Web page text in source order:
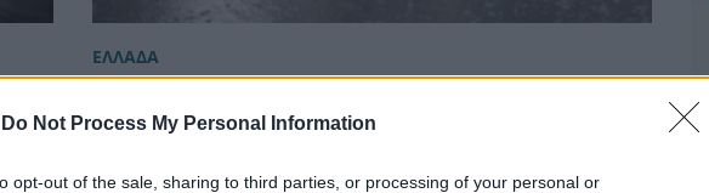
Do Not Process My Personal Information
opt-out of the sale, sharing to third parties, or processing of your personal or
ΕΛΛΑΔΑ
πλήττει περιοχές του λεκανοπεδίου